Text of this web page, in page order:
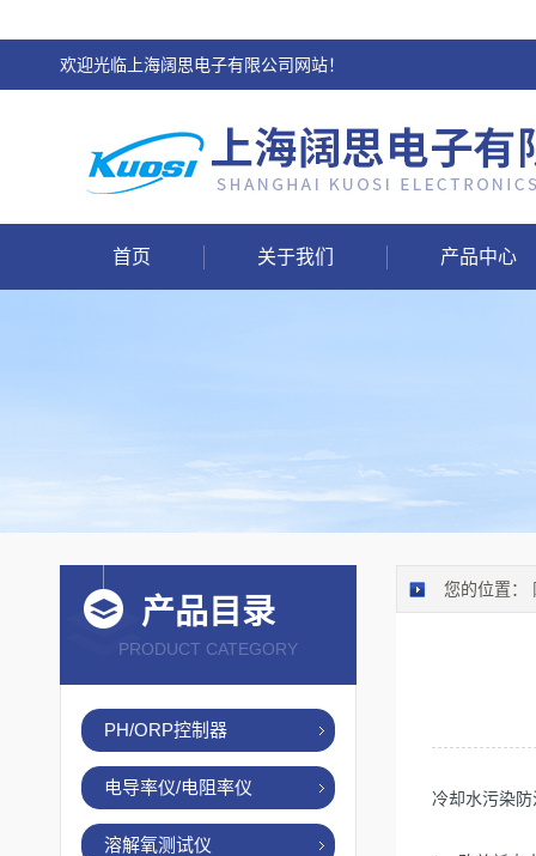
欢迎光临上海阔思电子有限公司网站！
首页 关于我们 产品中心
产品目录
PRODUCT CATEGORY
PH/ORP控制器
电导率仪/电阻率仪
溶解氧测试仪
您的位置：
冷却水污染